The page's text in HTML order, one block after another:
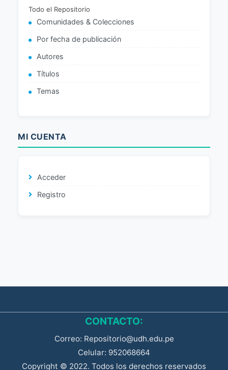
Todo el Repositorio
Comunidades & Colecciones
Por fecha de publicación
Autores
Títulos
Temas
MI CUENTA
Acceder
Registro
CONTACTO:
Correo: Repositorio@udh.edu.pe
Celular: 952068664
Copyright © 2022. Todos los derechos reservados